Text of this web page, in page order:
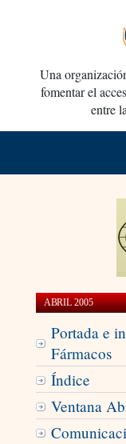
Una
fomentar el
entre
ABRIL 2005
Portada e
Fármacos
Índice
Ventana